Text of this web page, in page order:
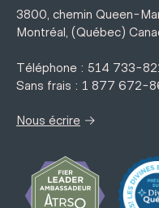
3800, chemin Queen-
Montréal, (Québec)
Téléphone : 514 733-
Sans frais : 1 877 672-
Nous écrire →